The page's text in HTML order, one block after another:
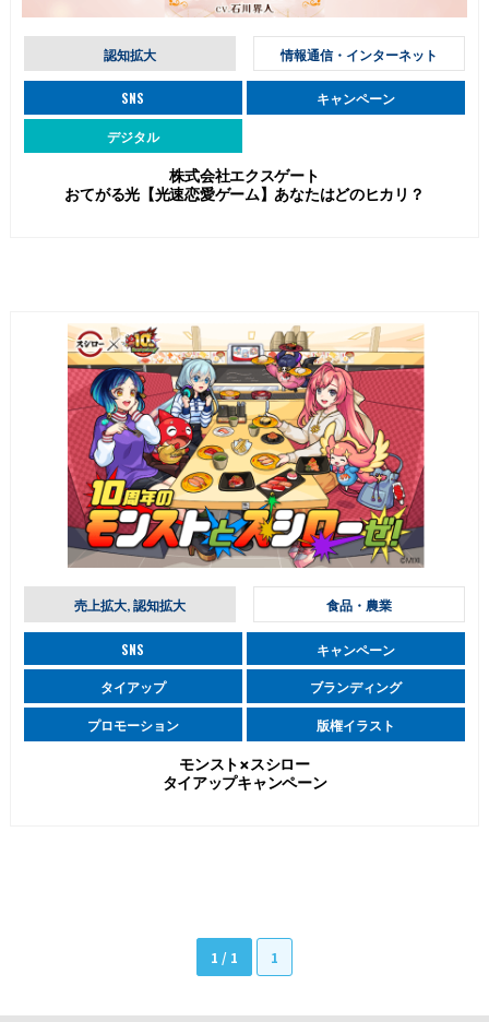
認知拡大 情報通信・インターネット
SNS キャンペーン
デジタル
株式会社エクスゲート
おてがる光【光速恋愛ゲーム】あなたはどのヒカリ？
売上拡大, 認知拡大 食品・農業
SNS キャンペーン
タイアップ ブランディング
プロモーション 版権イラスト
モンスト×スシロー
タイアップキャンペーン
1 / 1 1